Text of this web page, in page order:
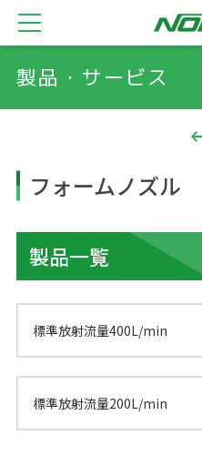
製品・サービス
フォームノズル
製品一覧
標準放射流量400L/min
標準放射流量200L/min